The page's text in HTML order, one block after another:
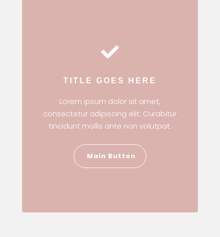

TITLE GOES HERE
Lorem ipsum dolor sit amet,
consectetur adipiscing elit. Curabitur
tincidunt mollis ante non volutpat.
Main Button